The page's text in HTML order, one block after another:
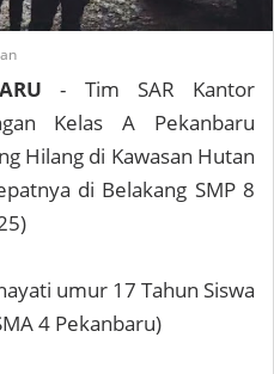
- Tim SAR Kantor
Kelas A Pekanbaru
Hilang di Kawasan Hutan
di Belakang SMP 8
umur 17 Tahun Siswa
4 Pekanbaru)